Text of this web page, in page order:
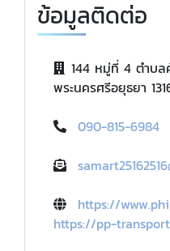
ข้อมูลติดต่อ
144 หมู่ที่ 4 ตำบล
พระนครศรีอยุธยา
090-815-6984
https://
https://pp-